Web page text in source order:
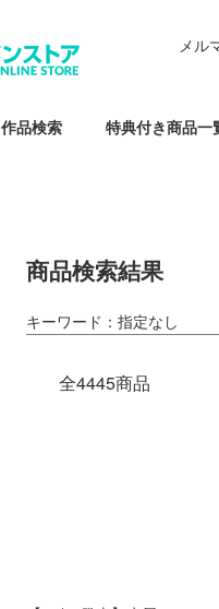
作品検索 特典付き商品一
メル
商品検索結果
キーワード：指定なし
全4445商品